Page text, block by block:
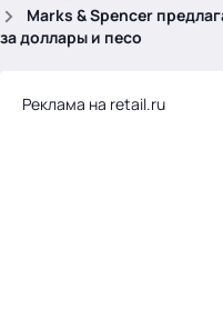
Marks & Spencer
за доллары и песо
Реклама на retail.ru